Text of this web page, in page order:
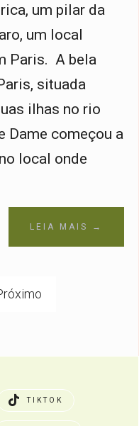
um pilar da
um local
Paris. A bela
situada
ilhas no rio
Dame começou a
local onde
LEIA MAIS →
TIKTOK